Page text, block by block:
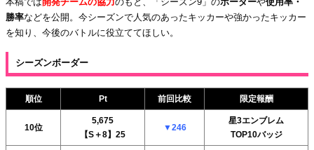
勝率などを公開。今シーズンで人気のあったキッカーや強かったキッカー
を知り、今後のバトルに役立ててほしい。
シーズンボーダー
順位 Pt 前回比較 限定報酬
10位
5,675
【S＋8】25
▼246
星3エンブレム
TOP10バッジ